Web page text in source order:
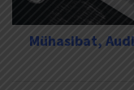
Mühasibat,